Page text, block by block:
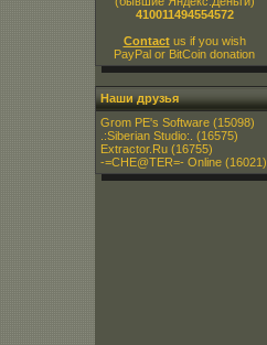
410011494554572
Contactus if you wish
PayPal or BitCoin donation
Наши друзья
Grom PE's Software (15098)
.:Siberian Studio:. (16575)
Extractor.Ru (16755)
-=CHE@TER=- Online (16021)